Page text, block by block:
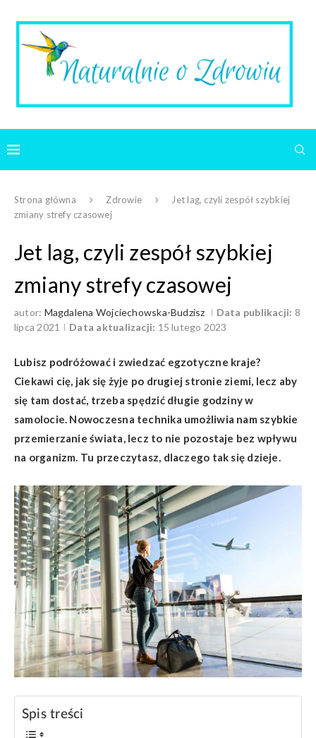
Strona główna Zdrowie
Jet lag, czyli zespół szybkiej
zmiany strefy czasowej
Jet lag, czyli zespół szybkiej
zmiany strefy czasowej
autor: Magdalena Wojciechowska-Budzisz Data publikacji: 8
lipca 2021
Data aktualizacji: 15 lutego 2023
Lubisz podróżować i zwiedzać egzotyczne kraje?
Ciekawi cię, jak się żyje po drugiej stronie ziemi, lecz aby
się tam dostać, trzeba spędzić długie godziny w
samolocie. Nowoczesna technika umożliwia nam szybkie
przemierzanie świata, lecz to nie pozostaje bez wpływu
na organizm. Tu przeczytasz, dlaczego tak się dzieje.
Spis treści